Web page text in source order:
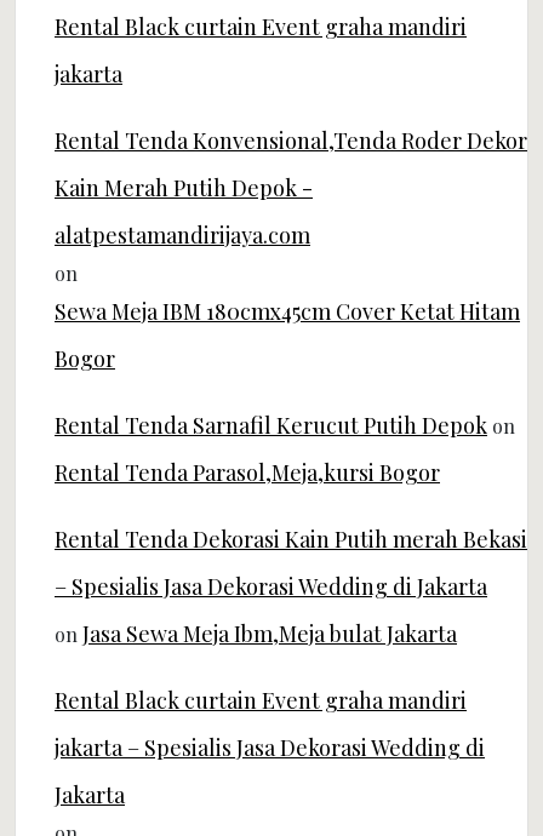
Rental Black curtain Event graha mandiri
jakarta
Rental Tenda Konvensional,Tenda Roder Dekor
Kain Merah Putih Depok -
alatpestamandirijaya.com
on
Sewa Meja IBM 180cmx45cm Cover Ketat Hitam
Bogor
Rental Tenda Sarnafil Kerucut Putih Depok on
Rental Tenda Parasol,Meja,kursi Bogor
Rental Tenda Dekorasi Kain Putih merah Bekasi
– Spesialis Jasa Dekorasi Wedding di Jakarta
on Jasa Sewa Meja Ibm,Meja bulat Jakarta
Rental Black curtain Event graha mandiri
jakarta – Spesialis Jasa Dekorasi Wedding di
Jakarta